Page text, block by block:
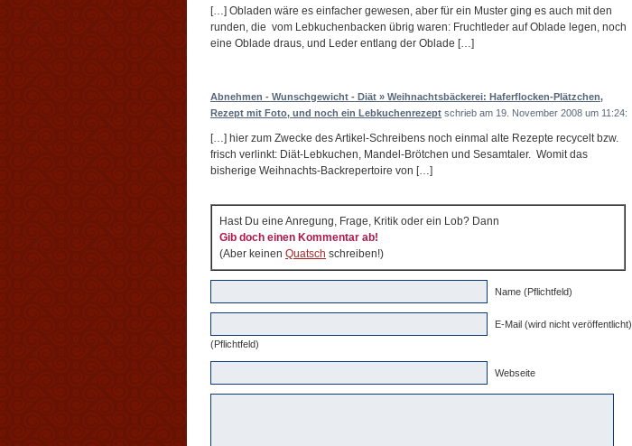
[…] Obladen wäre es einfacher gewesen, aber für ein Muster ging es auch mit den
runden, die vom Lebkuchenbacken übrig waren: Fruchtleder auf Oblade legen, noch
eine Oblade draus, und Leder entlang der Oblade […]
Abnehmen - Wunschgewicht - Diät » Weihnachtsbäckerei: Haferflocken-Plätzchen,
Rezept mit Foto, und noch ein Lebkuchenrezept schrieb am 19. November 2008 um 11:24:
[…] hier zum Zwecke des Artikel-Schreibens noch einmal alte Rezepte recycelt bzw.
frisch verlinkt: Diät-Lebkuchen, Mandel-Brötchen und Sesamtaler. Womit das
bisherige Weihnachts-Backrepertoire von […]
Hast Du eine Anregung, Frage, Kritik oder ein Lob? Dann
Gib doch einen Kommentar ab!
(Aber keinen Quatsch schreiben!)
Name (Pflichtfeld)
E-Mail (wird nicht veröffentlicht)
(Pflichtfeld)
Webseite